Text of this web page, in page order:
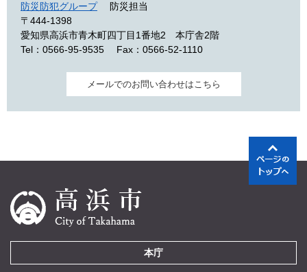
防災防犯グループ
防災担当
〒444-1398
愛知県高浜市青木町四丁目1番地2 本庁舎2階
Tel：0566-95-9535
Fax：0566-52-1110
メールでのお問い合わせはこちら
本庁